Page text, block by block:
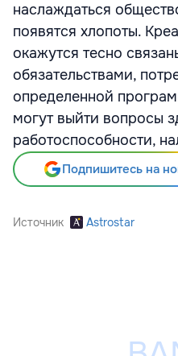
наслаждаться
появятся хлопоты.
окажутся тесно
обязательствами,
определенной
могут выйти вопросы
работоспособности,
Подпишитесь на
Источник Astrostar